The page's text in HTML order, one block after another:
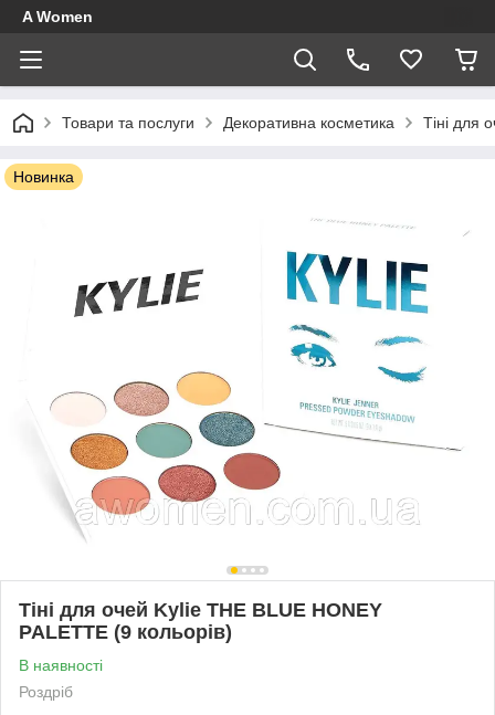
A Women
Товари та послуги Декоративна косметика Тіні для
Новинка
Тіні для очей Kylie THE BLUE HONEY
PALETTE (9 кольорів)
В наявності
Роздріб